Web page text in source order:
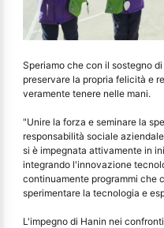
Speriamo che con il sostegno
preservare la propria felicità e
veramente tenere nelle mani.
"Unire la forza e seminare la
responsabilità sociale
si è impegnata attivamente in
integrando l'innovazione
continuamente programmi che
sperimentare la tecnologia e
L'impegno di Hanin nei